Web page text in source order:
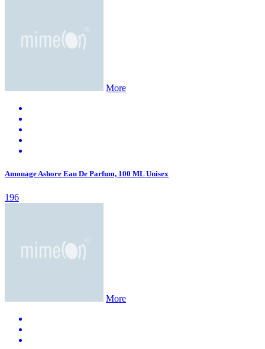
More
Amouage Ashore Eau De Parfum, 100 ML Unisex
196
More